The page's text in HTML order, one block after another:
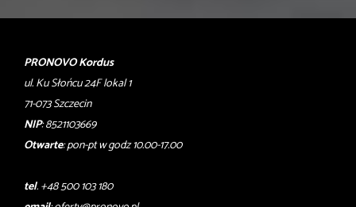
PRONOVO Kordus
ul. Ku Słońcu 24F lokal 1
71-073 Szczecin
NIP: 8521103669
Otwarte: pon-pt w godz 10.00-17.00
tel. +48 500 103 180